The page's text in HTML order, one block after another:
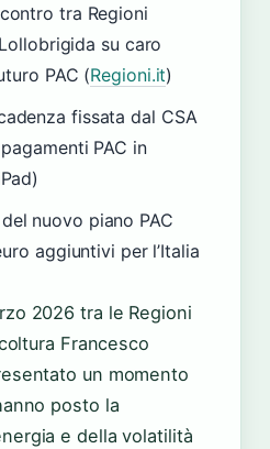
tra Regioni
su caro
PAC (Regioni.it)
fissata dal CSA
PAC in
nuovo piano PAC
aggiuntivi per l’Italia
2026 tra le Regioni
Francesco
un momento
posto la
e della volatilità